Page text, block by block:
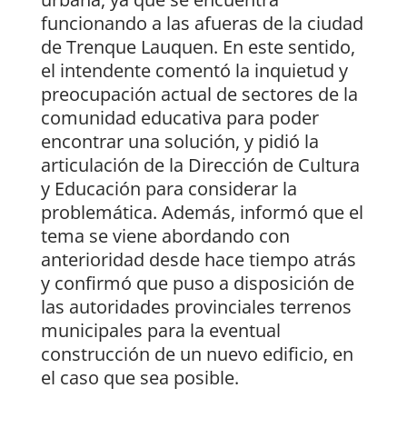
funcionando a las afueras de la ciudad
de Trenque Lauquen. En este sentido,
el intendente comentó la inquietud y
preocupación actual de sectores de la
comunidad educativa para poder
encontrar una solución, y pidió la
articulación de la Dirección de Cultura
y Educación para considerar la
problemática. Además, informó que el
tema se viene abordando con
anterioridad desde hace tiempo atrás
y confirmó que puso a disposición de
las autoridades provinciales terrenos
municipales para la eventual
construcción de un nuevo edificio, en
el caso que sea posible.